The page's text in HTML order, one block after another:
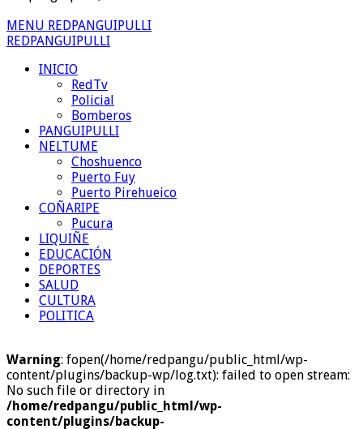
MENU REDPANGUIPULLI
REDPANGUIPULLI
INICIO
RedTv
Policial
Bomberos
PANGUIPULLI
NELTUME
Choshuenco
Puerto Fuy
Puerto Pirehueico
COÑARIPE
Pucura
LIQUIÑE
EDUCACIÓN
DEPORTES
SALUD
CULTURA
POLITICA
Warning: fopen(/home/redpangu/public_html/wp-
content/plugins/backup-wp/log.txt): failed to open stream:
No such file or directory in
/home/redpangu/public_html/wp-
content/plugins/backup-